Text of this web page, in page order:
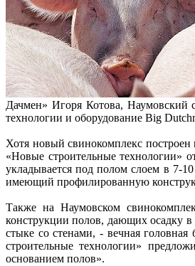
Дачмен» Игоря Котова, Наумовский
технологии и оборудование Big
Хотя новый свинокомплекс
«Новые строительные технологии»
укладывается под полом слоем в 7-
имеющий профилированную
Также на Наумовском
конструкции полов, дающих осадку в
стыке со стенами, - вечная
строительные технологии»
основанием полов».